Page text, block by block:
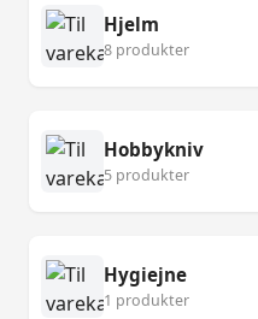
Hjelm
8 produkter
Hobbykniv
5 produkter
Hygiejne
1 produkter